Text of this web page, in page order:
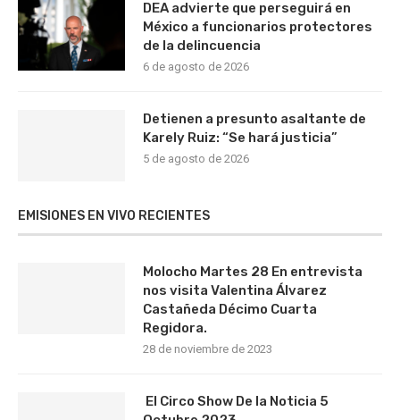
DEA advierte que perseguirá en
México a funcionarios protectores
de la delincuencia
6 de agosto de 2026
Detienen a presunto asaltante de
Karely Ruiz: “Se hará justicia”
5 de agosto de 2026
EMISIONES EN VIVO RECIENTES
Molocho Martes 28 En entrevista
nos visita Valentina Álvarez
Castañeda Décimo Cuarta
Regidora.
28 de noviembre de 2023
El Circo Show De la Noticia 5